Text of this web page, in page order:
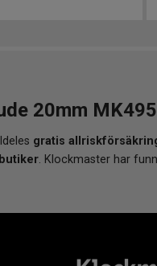
20mm
gratis
. Klockmaster har